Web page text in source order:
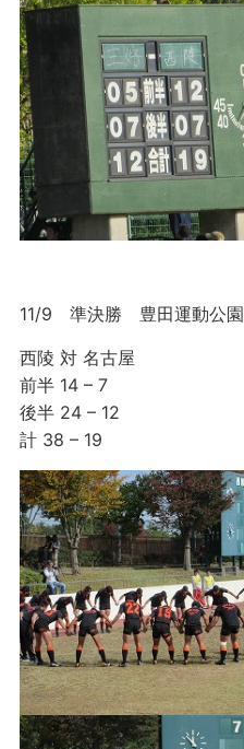
11/9 準決勝 豊田運動公園
西陵 対 名古屋
前半 14 – 7
後半 24 – 12
計 38 – 19